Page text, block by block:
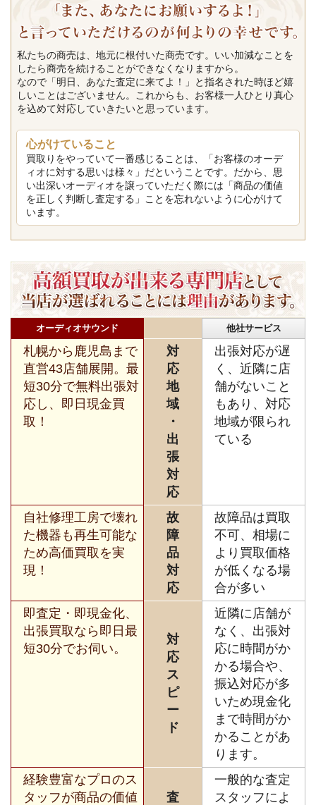
私たちの商売は、地元に根付いた商売です。いい加減なことを
したら商売を続けることができなくなりますから。
なので「明日、あなた査定に来てよ！」と指名された時ほど嬉
しいことはございません。これからも、お客様一人ひとり真心
を込めて対応していきたいと思っています。
心がけていること
買取りをやっていて一番感じることは、「お客様のオーデ
ィオに対する思いは様々」だということです。だから、思
い出深いオーディオを譲っていただく際には「商品の価値
を正しく判断し査定する」ことを忘れないように心がけて
います。
オーディオサウンド 他社サービス
札幌から鹿児島まで
直営43店舗展開。最
短30分で無料出張対
応し、即日現金買
取！
対
応
地
域
・
出
張
対
応
出張対応が遅
く、近隣に店
舗がないこと
もあり、対応
地域が限られ
ている
自社修理工房で壊れ
た機器も再生可能な
ため高価買取を実
現！
故
障
品
対
応
故障品は買取
不可、相場に
より買取価格
が低くなる場
合が多い
即査定・即現金化、
出張買取なら即日最
短30分でお伺い。
対
応
ス
ピ
ー
ド
近隣に店舗が
なく、出張対
応に時間がか
かる場合や、
振込対応が多
いため現金化
まで時間がか
かることがあ
ります。
経験豊富なプロのス
タッフが商品の価値
査
一般的な査定
スタッフによ